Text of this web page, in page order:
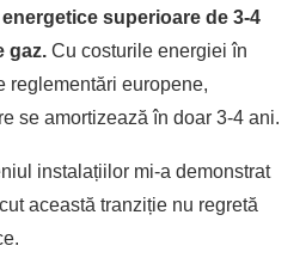
superioare de 3-4
gaz. Cu costurile energiei în
reglementări europene,
se amortizează în doar 3-4 ani.
instalațiilor mi-a demonstrat
această tranziție nu regretă